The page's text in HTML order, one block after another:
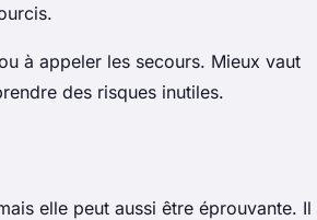
à appeler les secours. Mieux vaut
des risques inutiles.
elle peut aussi être éprouvante. Il